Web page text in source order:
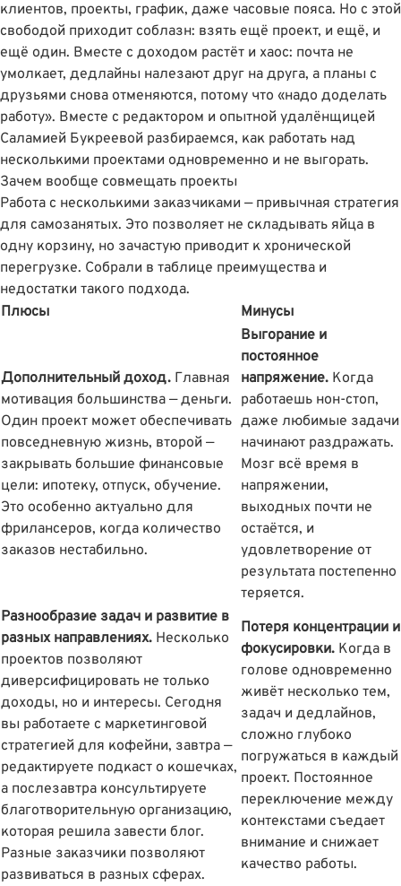
клиентов, проекты, график, даже часовые пояса. Но с этой
свободой приходит соблазн: взять ещё проект, и ещё, и
ещё один. Вместе с доходом растёт и хаос: почта не
умолкает, дедлайны налезают друг на друга, а планы с
друзьями снова отменяются, потому что «надо доделать
работу». Вместе с редактором и опытной удалёнщицей
Саламией Букреевой разбираемся, как работать над
несколькими проектами одновременно и не выгорать.
Зачем вообще совмещать проекты
Работа с несколькими заказчиками — привычная стратегия
для самозанятых. Это позволяет не складывать яйца в
одну корзину, но зачастую приводит к хронической
перегрузке. Собрали в таблице преимущества и
недостатки такого подхода.
Плюсы
Минусы
Дополнительный доход. Главная
мотивация большинства — деньги.
Один проект может обеспечивать
повседневную жизнь, второй —
закрывать большие финансовые
цели: ипотеку, отпуск, обучение.
Это особенно актуально для
фрилансеров, когда количество
заказов нестабильно.
Выгорание и
постоянное
напряжение. Когда
работаешь нон-стоп,
даже любимые задачи
начинают раздражать.
Мозг всё время в
напряжении,
выходных почти не
остаётся, и
удовлетворение от
результата постепенно
теряется.
Разнообразие задач и развитие в
разных направлениях. Несколько
проектов позволяют
диверсифицировать не только
доходы, но и интересы. Сегодня
вы работаете с маркетинговой
стратегией для кофейни, завтра —
редактируете подкаст о кошечках,
а послезавтра консультируете
благотворительную организацию,
которая решила завести блог.
Разные заказчики позволяют
развиваться в разных сферах.
Потеря концентрации и
фокусировки. Когда в
голове одновременно
живёт несколько тем,
задач и дедлайнов,
сложно глубоко
погружаться в каждый
проект. Постоянное
переключение между
контекстами съедает
внимание и снижает
качество работы.